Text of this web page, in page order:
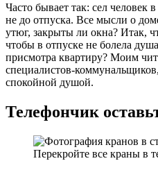
Часто бывает так: сел человек
не до отпуска. Все мысли о
утюг, закрыты ли окна? Итак,
чтобы в отпуске не болела
присмотра квартиру? Моим
специалистов-
спокойной душой.
Телефончик
Перекройте все краны в